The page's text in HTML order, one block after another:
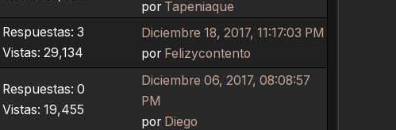
por Tapeniaque
Respuestas: 3
Vistas: 29,134
Diciembre 18, 2017, 11:17:03 PM
por Felizycontento
Respuestas: 0
Vistas: 19,455
Diciembre 06, 2017, 08:08:57
PM
por Diego